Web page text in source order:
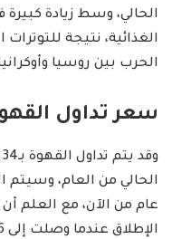
الحالي، وسط زيادة
الغذائية، نتيجة
الحرب بين روسيا
سعر تداول
عام من الآن، مع العلم
الإطلاق عندما وصلت إلى 339.86 في أبريل 1977.